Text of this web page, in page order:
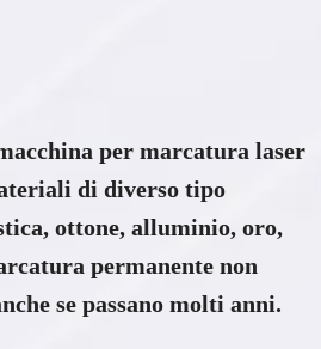
per marcatura laser
di diverso tipo
ottone, alluminio, oro,
permanente non
se passano molti anni.